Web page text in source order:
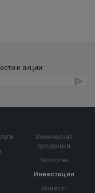
и акции:
Химическая
продукция
Экология
Инвестиции
Инвест-